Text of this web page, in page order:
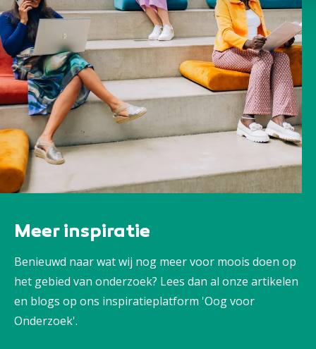
Meer inspiratie
Benieuwd naar wat wij nog meer voor moois doen op
het gebied van onderzoek? Lees dan al onze artikelen
en blogs op ons inspiratieplatform 'Oog voor
Onderzoek'.